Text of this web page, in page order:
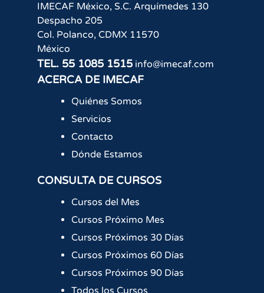
IMECAF México, S.C. Arquímedes 130
Despacho 205
Col. Polanco, CDMX 11570
México
TEL. 55 1085 1515 info@imecaf.com
ACERCA DE IMECAF
Quiénes Somos
Servicios
Contacto
Dónde Estamos
CONSULTA DE CURSOS
Cursos del Mes
Cursos Próximo Mes
Cursos Próximos 30 Días
Cursos Próximos 60 Días
Cursos Próximos 90 Días
Todos los Cursos